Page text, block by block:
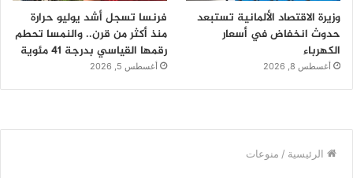
وزيرة الاقتصاد الألمانية تستبعد
حدوث انخفاض في أسعار
الكهرباء
أغسطس 8, 2026
فرنسا تسجل أشد يوليو حرارة
منذ أكثر من قرن.. والنمسا تحطم
رقمها القياسي بدرجة 41 مئوية
أغسطس 5, 2026